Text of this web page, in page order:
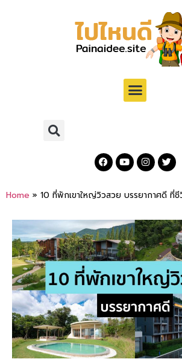
Home » 10 ที่พักเขาใหญ่วิวสวย บรรยากาศดี ที่ชี